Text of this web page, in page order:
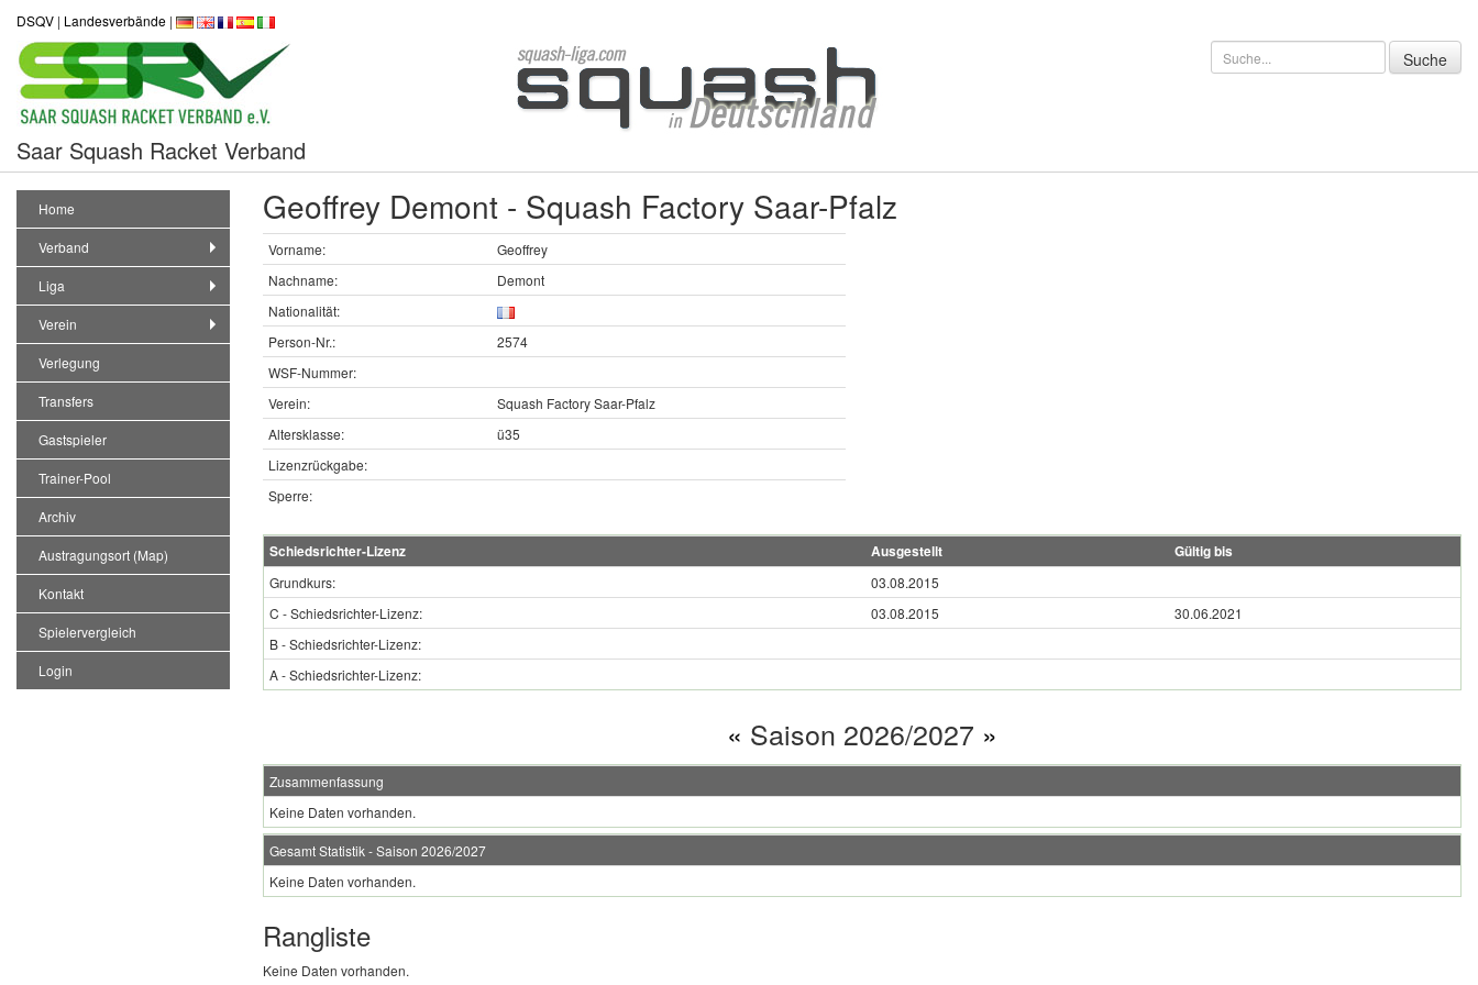
DSQV | Landesverbände |
Saar Squash Racket Verband
Home
Verband
Liga
Verein
Verlegung
Transfers
Gastspieler
Trainer-Pool
Archiv
Austragungsort (Map)
Kontakt
Spielervergleich
Login
Geoffrey Demont - Squash Factory Saar-Pfalz
Vorname:
Geoffrey
Nachname:
Demont
Nationalität:
Person-Nr.:
2574
WSF-Nummer:
Verein:
Squash Factory Saar-Pfalz
Altersklasse:
ü35
Lizenzrückgabe:
Sperre:
Schiedsrichter-Lizenz Ausgestellt Gültig bis
Grundkurs:
03.08.2015
C - Schiedsrichter-Lizenz:
03.08.2015
30.06.2021
B - Schiedsrichter-Lizenz:
A - Schiedsrichter-Lizenz:
« Saison 2026/2027 »
Zusammenfassung
Keine Daten vorhanden.
Gesamt Statistik - Saison 2026/2027
Keine Daten vorhanden.
Rangliste
Keine Daten vorhanden.